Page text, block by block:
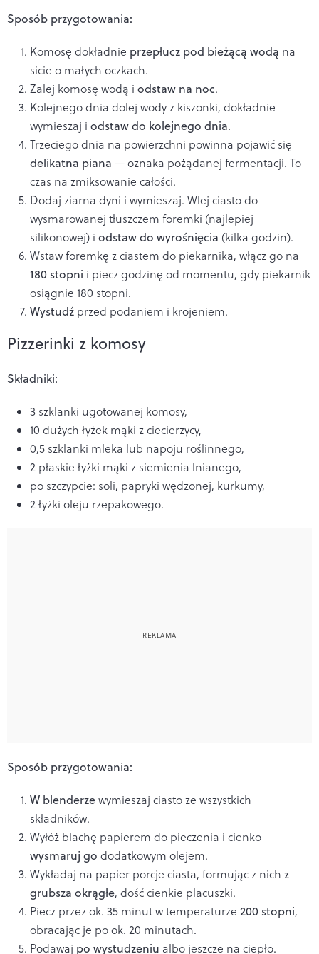
Sposób przygotowania:
Komosę dokładnie przepłucz pod bieżącą wodą na
sicie o małych oczkach.
Zalej komosę wodą i odstaw na noc.
Kolejnego dnia dolej wody z kiszonki, dokładnie
wymieszaj i odstaw do kolejnego dnia.
Trzeciego dnia na powierzchni powinna pojawić się
delikatna piana — oznaka pożądanej fermentacji. To
czas na zmiksowanie całości.
Dodaj ziarna dyni i wymieszaj. Wlej ciasto do
wysmarowanej tłuszczem foremki (najlepiej
silikonowej) i odstaw do wyrośnięcia (kilka godzin).
Wstaw foremkę z ciastem do piekarnika, włącz go na
180 stopni i piecz godzinę od momentu, gdy piekarnik
osiągnie 180 stopni.
Wystudź przed podaniem i krojeniem.
Pizzerinki z komosy
Składniki:
3 szklanki ugotowanej komosy,
10 dużych łyżek mąki z ciecierzycy,
0,5 szklanki mleka lub napoju roślinnego,
2 płaskie łyżki mąki z siemienia lnianego,
po szczypcie: soli, papryki wędzonej, kurkumy,
2 łyżki oleju rzepakowego.
Sposób przygotowania:
W blenderzewymieszaj ciasto ze wszystkich
składników.
Wyłóż blachę papierem do pieczenia i cienko
wysmaruj go dodatkowym olejem.
Wykładaj na papier porcje ciasta, formując z nich z
grubsza okrągłe, dość cienkie placuszki.
Piecz przez ok. 35 minut w temperaturze 200 stopni,
obracając je po ok. 20 minutach.
Podawaj po wystudzeniu albo jeszcze na ciepło.